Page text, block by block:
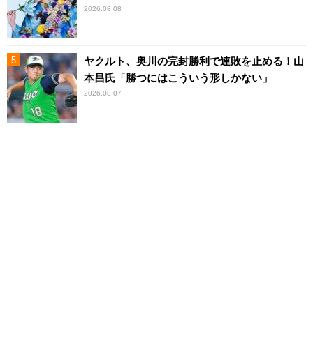
2026.08.08
ヤクルト、奥川の完封勝利で連敗を止める！山
本昌氏「勝つにはこういう形しかない」
2026.08.07